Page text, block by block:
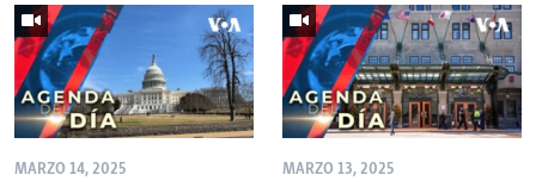
MARZO 14, 2025 MARZO 13, 2025